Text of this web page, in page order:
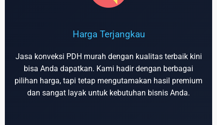
Harga Terjangkau
Jasa konveksi PDH murah dengan kualitas terbaik kini
bisa Anda dapatkan. Kami hadir dengan berbagai
pilihan harga, tapi tetap mengutamakan hasil premium
dan sangat layak untuk kebutuhan bisnis Anda.